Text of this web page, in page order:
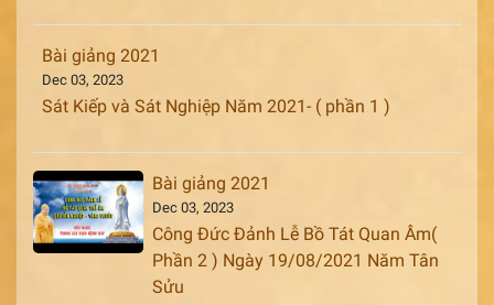
Bài giảng 2021
Dec 03, 2023
Sát Kiếp và Sát Nghiệp Năm 2021- ( phần 1 )
Bài giảng 2021
Dec 03, 2023
Công Đức Đảnh Lễ Bồ Tát Quan Âm(
Phần 2 ) Ngày 19/08/2021 Năm Tân
Sửu